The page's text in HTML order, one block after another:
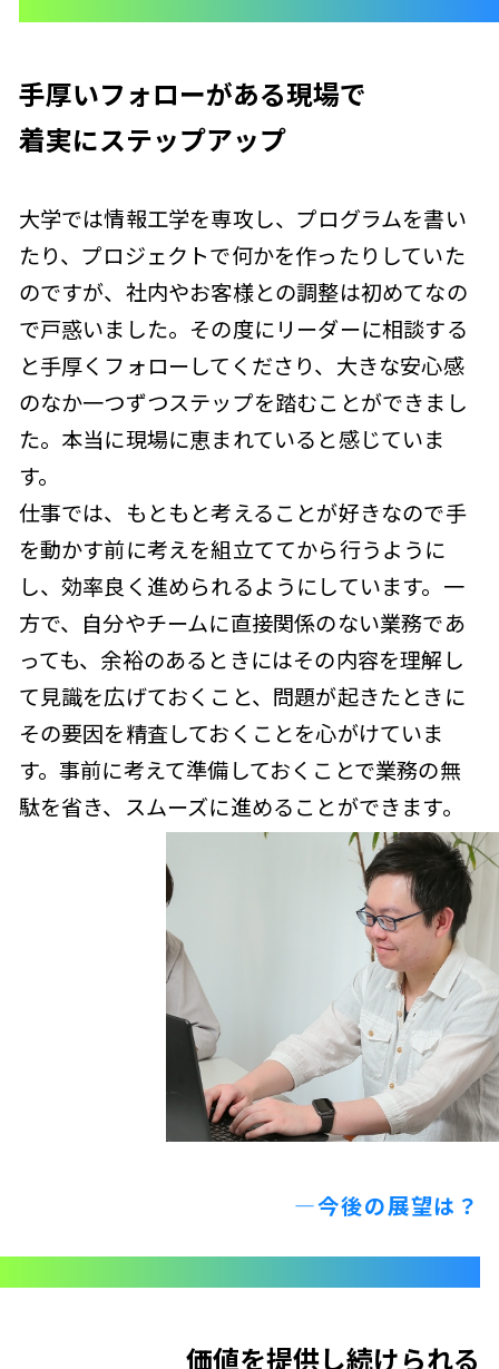
手厚いフォローがある現場で
着実にステップアップ
大学では情報工学を専攻し、プログラムを書い
たり、プロジェクトで何かを作ったりしていた
のですが、社内やお客様との調整は初めてなの
で戸惑いました。その度にリーダーに相談する
と手厚くフォローしてくださり、大きな安心感
のなか一つずつステップを踏むことができまし
た。本当に現場に恵まれていると感じていま
す。
仕事では、もともと考えることが好きなので手
を動かす前に考えを組立ててから行うように
し、効率良く進められるようにしています。一
方で、自分やチームに直接関係のない業務であ
っても、余裕のあるときにはその内容を理解し
て見識を広げておくこと、問題が起きたときに
その要因を精査しておくことを心がけていま
す。事前に考えて準備しておくことで業務の無
駄を省き、スムーズに進めることができます。
—今後の展望は？
価値を提供し続けられる